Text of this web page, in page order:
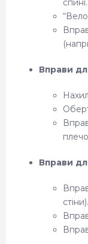
спині.
Вправи
Вправи
стіни).